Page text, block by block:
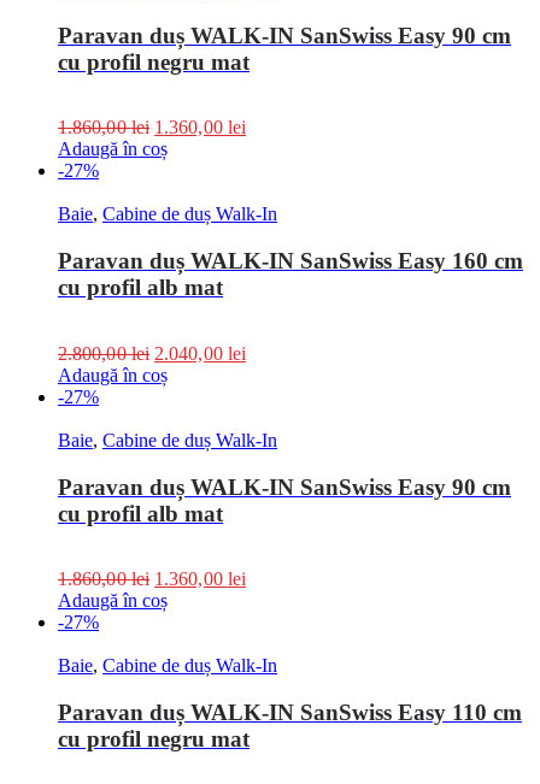
Paravan duș WALK-IN SanSwiss Easy 90 cm
cu profil negru mat
1.860,00lei 1.360,00 lei
Adaugă în coș
-27%
Baie, Cabine de duș Walk-In
Paravan duș WALK-IN SanSwiss Easy 160 cm
cu profil alb mat
2.800,00lei 2.040,00 lei
Adaugă în coș
-27%
Baie, Cabine de duș Walk-In
Paravan duș WALK-IN SanSwiss Easy 90 cm
cu profil alb mat
1.860,00lei 1.360,00 lei
Adaugă în coș
-27%
Baie, Cabine de duș Walk-In
Paravan duș WALK-IN SanSwiss Easy 110 cm
cu profil negru mat